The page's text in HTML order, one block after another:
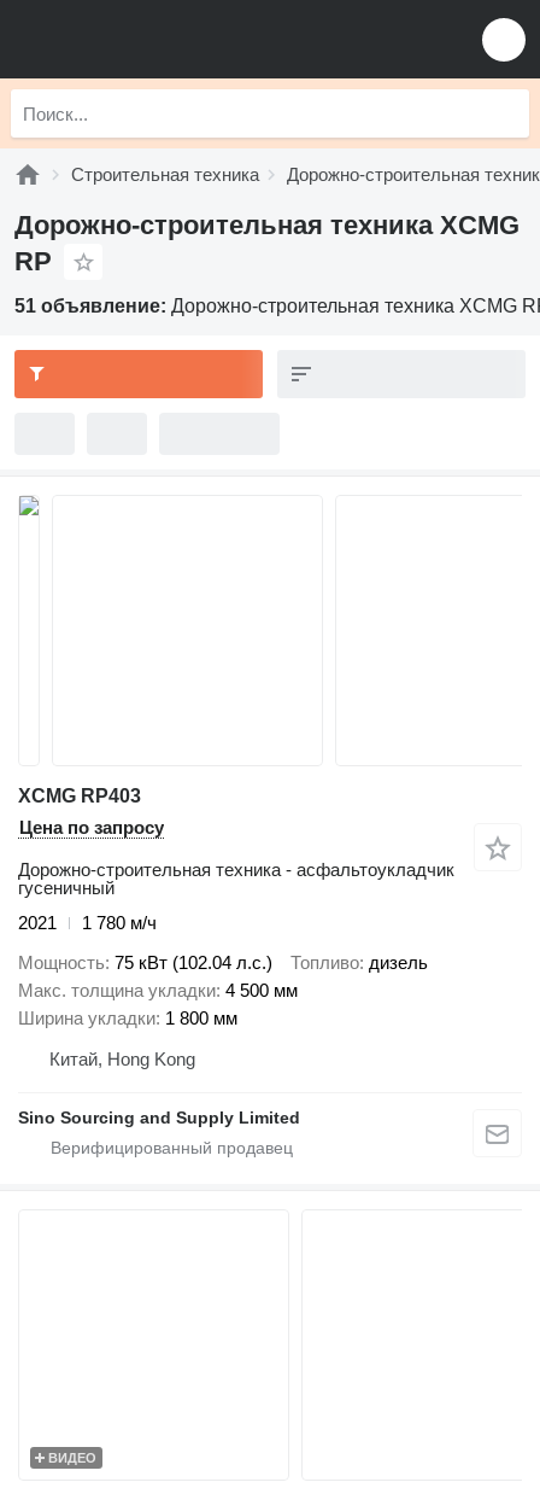
Строительная техника Дорожно-строительная
Дорожно-строительная техника XCMG
RP
51 объявление: Дорожно-строительная техника XCMG
XCMG RP403
Цена по запросу
Дорожно-строительная техника - асфальтоукладчик
гусеничный
2021
1 780 м/ч
Мощность 75 кВт (102.04 л.с.) Топливо дизель
Макс. толщина укладки 4 500 мм
Ширина укладки 1 800 мм
Китай, Hong Kong
Sino Sourcing and Supply Limited
ВИДЕО